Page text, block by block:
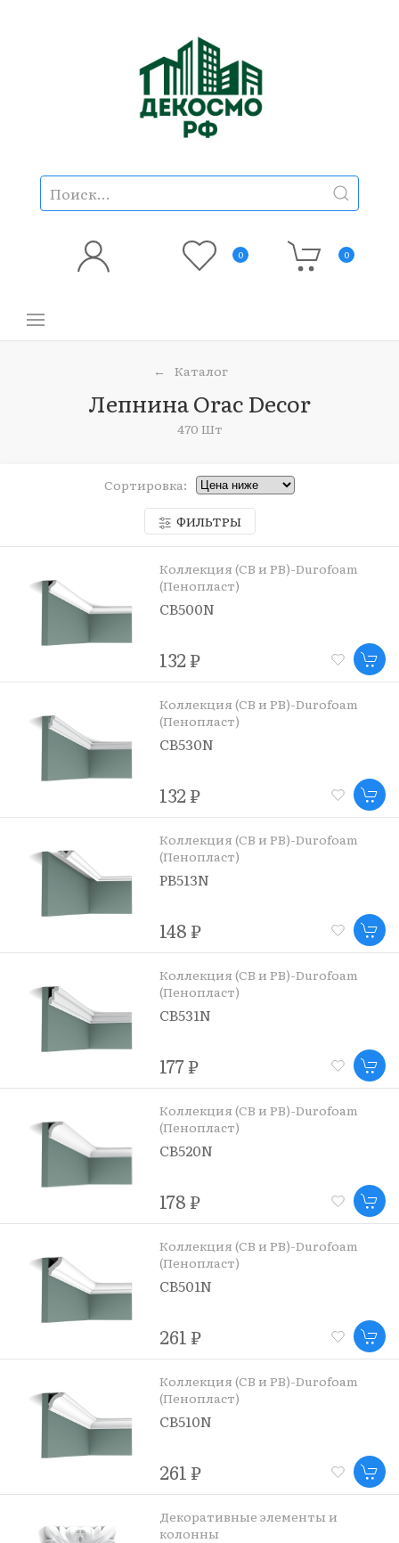
0 0
Каталог
Лепнина Orac Decor
470 Шт
Сортировка:
ФИЛЬТРЫ
Коллекция (CB и PB)-Durofoam
(Пенопласт)
CB500N
132 ₽
Коллекция (CB и PB)-Durofoam
(Пенопласт)
CB530N
132 ₽
Коллекция (CB и PB)-Durofoam
(Пенопласт)
PB513N
148 ₽
Коллекция (CB и PB)-Durofoam
(Пенопласт)
CB531N
177 ₽
Коллекция (CB и PB)-Durofoam
(Пенопласт)
CB520N
178 ₽
Коллекция (CB и PB)-Durofoam
(Пенопласт)
CB501N
261 ₽
Коллекция (CB и PB)-Durofoam
(Пенопласт)
CB510N
261 ₽
Декоративные элементы и
колонны